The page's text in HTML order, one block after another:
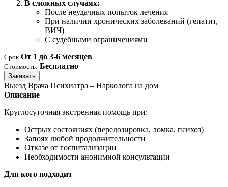
В сложных случаях:
После неудачных попыток лечения
При наличии хронических заболеваний (гепатит,
ВИЧ)
С судебными ограничениями
Срок От 1 до 3-6 месяцев
Стоимость: Бесплатно
Заказать
Выезд Врача Психиатра – Нарколога на дом
Описание
Круглосуточная экстренная помощь при:
Острых состояниях (передозировка, ломка, психоз)
Запоях любой продолжительности
Отказе от госпитализации
Необходимости анонимной консультации
Для кого подходит